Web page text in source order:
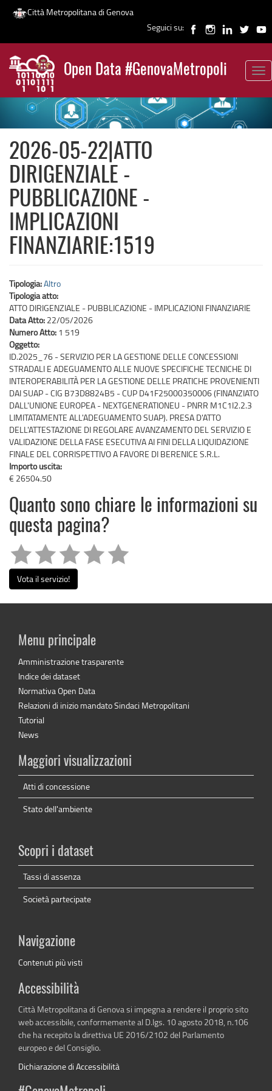
Salta
contenuto
principale
Città Metropolitana di Genova
Seguici su:
Open Data #GenovaMetropoli
News
2026-05-22|ATTO
DIRIGENZIALE -
PUBBLICAZIONE -
IMPLICAZIONI
FINANZIARIE:1519
Tipologia:Altro
Tipologia atto:
ATTO DIRIGENZIALE - PUBBLICAZIONE - IMPLICAZIONI FINANZIARIE
Data Atto: 22/05/2026
Numero Atto: 1 519
Oggetto:
ID.2025_76 - SERVIZIO PER LA GESTIONE DELLE CONCESSIONI
STRADALI E ADEGUAMENTO ALLE NUOVE SPECIFICHE TECNICHE DI
INTEROPERABILITÀ PER LA GESTIONE DELLE PRATICHE PROVENIENTI
DAI SUAP - CIG B73D8824B5 - CUP D41F25000350006 (FINANZIATO
DALL'UNIONE EUROPEA - NEXTGENERATIONEU - PNRR M1C1I2.2.3
LIMITATAMENTE ALL'ADEGUAMENTO SUAP). PRESA D'ATTO
DELL'ATTESTAZIONE DI REGOLARE AVANZAMENTO DEL SERVIZIO E
VALIDAZIONE DELLA FASE ESECUTIVA AI FINI DELLA LIQUIDAZIONE
FINALE DEL CORRISPETTIVO A FAVORE DI BERENICE S.R.L.
Importo uscita:
€ 26504.50
Quanto sono chiare le informazioni su
questa pagina?
Vota il servizio!
Menu principale
Amministrazione trasparente
Indice dei dataset
Normativa Open Data
Relazioni di inizio mandato Sindaci Metropolitani
Tutorial
News
Maggiori visualizzazioni
Atti di concessione
Stato dell'ambiente
Scopri i dataset
Tassi di assenza
Società partecipate
Navigazione
Contenuti più visti
Accessibilità
Città Metropolitana di Genova si impegna a rendere il proprio sito
web accessibile, conformemente al D.lgs. 10 agosto 2018, n.106
che ha recepito la direttiva UE 2016/2102 del Parlamento
europeo e del Consiglio.
Dichiarazione di Accessibilità